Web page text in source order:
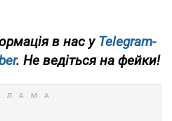
в нас уTelegram-
. Не ведіться на фейки!